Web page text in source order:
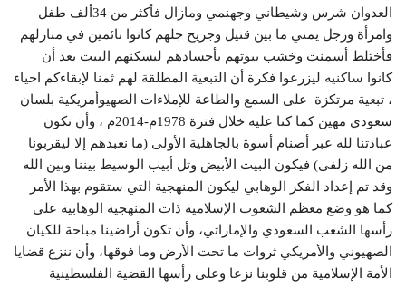
العدوان شرس وشيطاني وجهنمي ومازال فأكثر من 34ألف طفل
وامرأة ورجل يمني ما بين قتيل وجريح جلهم كانوا نائمين في منازلهم
فأختلط أسمنت وخشب بيوتهم بأجسادهم ليسكنهم البيت بعد أن
كانوا ساكنيه ليزرعوا فكرة أن التبعية المطلقة لهم ثمنا لإبقاءكم احياء
، تبعية مرتكزة على السمع والطاعة للإملاءات الصهيوأمريكية بلسان
سعودي مهين كما كنا عليه خلال فترة 1978م-2014م ، وأن تكون
عبادتنا لله عبر أصنام أسوة بالجاهلية الأولى (ما نعبدهم إلا ليقربونا
من الله زلفى) فيكون البيت الأبيض وتل أبيب الوسيط بيننا وبين الله
وقد تم إعداد الفكر الوهابي ليكون المنهجية التي ستقوم بهذا الأمر
كما هو وضع معظم الشعوب الإسلامية ذات المنهجية الوهابية على
رأسها الشعب السعودي والإماراتي، وأن تكون أراضينا مباحة للكيان
الصهيوني والأمريكي ثروات ما تحت الأرض وما فوقها، وأن ننزع قضايا
الأمة الإسلامية من قلوبنا نزعا وعلى رأسها القضية الفلسطينية